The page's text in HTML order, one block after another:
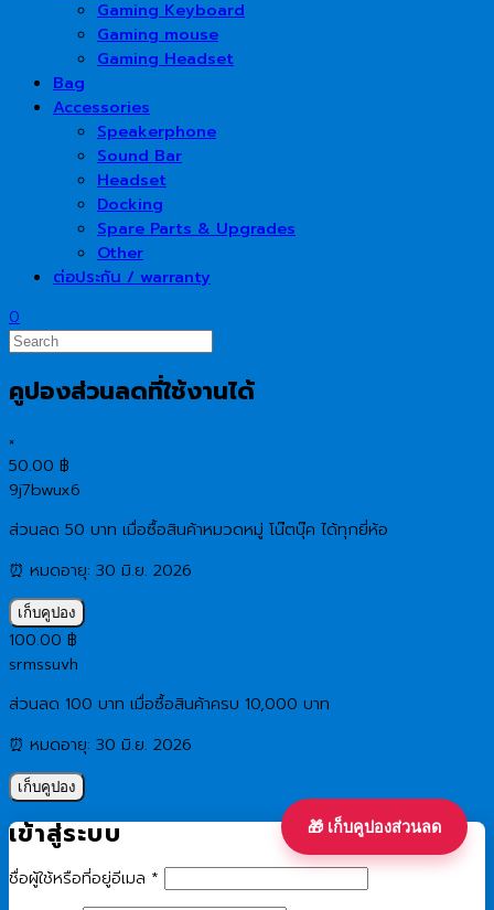
Gaming Keyboard
Gaming mouse
Gaming Headset
Bag
Accessories
Speakerphone
Sound Bar
Headset
Docking
Spare Parts & Upgrades
Other
ต่อประกัน / warranty
0
🎁 เก็บคูปองส่วนลด
คูปองส่วนลดที่ใช้งานได้
×
50.00 ฿
9j7bwux6
ส่วนลด 50 บาท เมื่อซื้อสินค้าหมวดหมู่ โน๊ตบุ๊ค ได้ทุกยี่ห้อ
⏰ หมดอายุ: 30 มิ.ย. 2026
เก็บคูปอง
100.00 ฿
srmssuvh
ส่วนลด 100 บาท เมื่อซื้อสินค้าครบ 10,000 บาท
⏰ หมดอายุ: 30 มิ.ย. 2026
เก็บคูปอง
เข้าสู่ระบบ
ชื่อผู้ใช้หรือที่อยู่อีเมล *